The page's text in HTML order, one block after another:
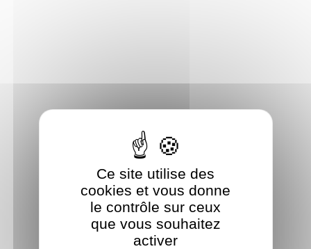
Ce site utilise des
cookies et vous donne
le contrôle sur ceux
que vous souhaitez
activer